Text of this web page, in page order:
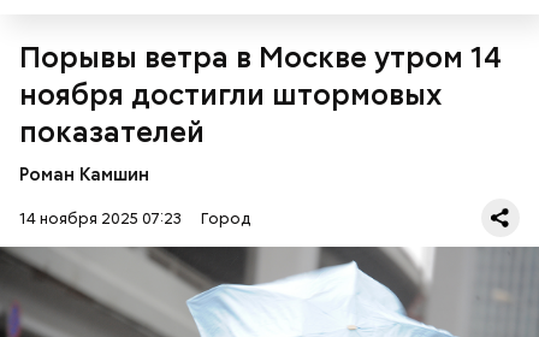
Порывы ветра в Москве утром 14
ноября достигли штормовых
показателей
Роман Камшин
14 ноября 2025 07:23 Город
«Орган в Царицыне. Виталия Котова и
Алексей Ужегов»